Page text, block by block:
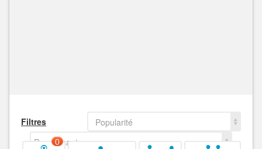
Filtres
Popularité
Decroissant
0